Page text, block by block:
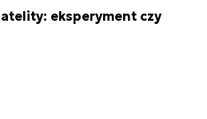
eksperyment czy